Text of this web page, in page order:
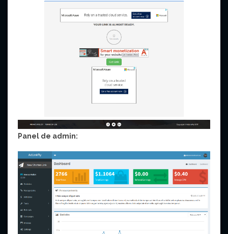
Panel de admin: